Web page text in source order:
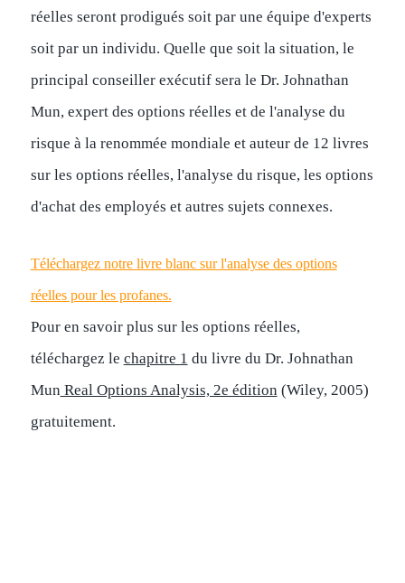
réelles seront prodigués soit par une équipe d'experts
soit par un individu. Quelle que soit la situation, le
principal conseiller exécutif sera le Dr. Johnathan
Mun, expert des options réelles et de l'analyse du
risque à la renommée mondiale et auteur de 12 livres
sur les options réelles, l'analyse du risque, les options
d'achat des employés et autres sujets connexes.
Téléchargez notre livre blanc sur l'analyse des options
réelles pour les profanes.
Pour en savoir plus sur les options réelles,
téléchargez le chapitre 1 du livre du Dr. Johnathan
Mun Real Options Analysis, 2e édition (Wiley, 2005)
gratuitement.